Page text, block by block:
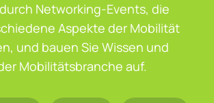
Networking-Events, die
Aspekte der Mobilität
und bauen Sie Wissen und
Mobilitätsbranche auf.